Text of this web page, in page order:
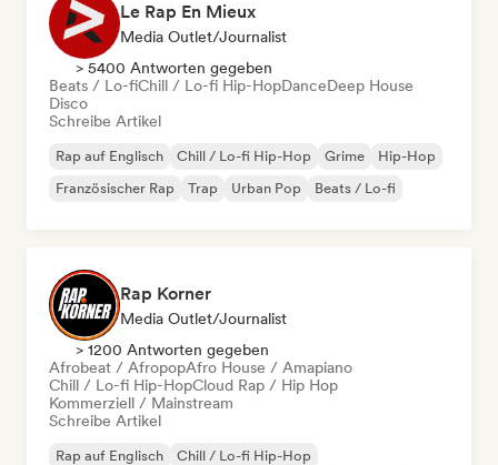
Le Rap En Mieux
Media Outlet/Journalist
> 5400 Antworten gegeben
Beats / Lo-fiChill / Lo-fi Hip-HopDanceDeep House
Disco
Schreibe Artikel
Rap auf Englisch Chill / Lo-fi Hip-Hop Grime
Hip-Hop
Französischer Rap
Trap Urban Pop Beats / Lo-fi
Rap Korner
Media Outlet/Journalist
> 1200 Antworten gegeben
Afrobeat / AfropopAfro House / Amapiano
Chill / Lo-fi Hip-HopCloud Rap / Hip Hop
Kommerziell / Mainstream
Schreibe Artikel
Rap auf Englisch
Chill / Lo-fi Hip-Hop